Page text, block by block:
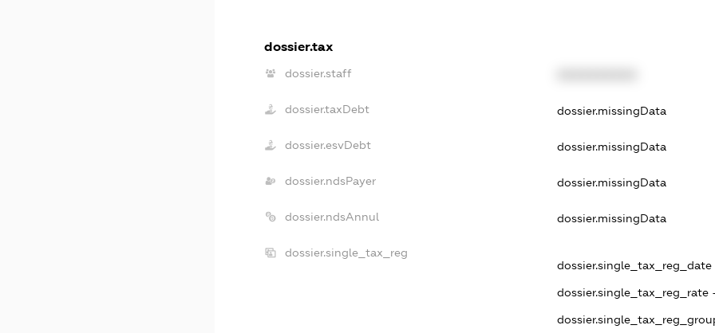
dossier.tax
dossier.staff
dossier.taxDebt dossier.missingData
dossier.esvDebt dossier.missingData
dossier.ndsPayer dossier.missingData
dossier.ndsAnnul dossier.missingData
dossier.single_tax_reg
dossier.single_tax_reg_date
dossier.single_tax_reg_rate